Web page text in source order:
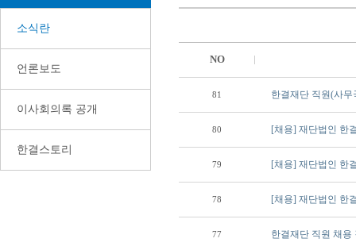
소식란
언론보도
이사회의록 공개
한결스토리
NO
81 한결재단 직원(사
80 [채용] 재단법인 한
79 [채용] 재단법인 한
78 [채용] 재단법인 한
77 한결재단 직원 채용